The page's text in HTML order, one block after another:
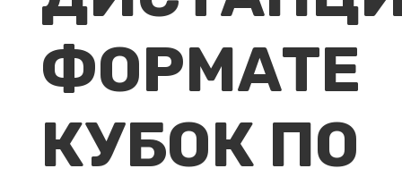
ФОРМАТЕ
КУБОК ПО